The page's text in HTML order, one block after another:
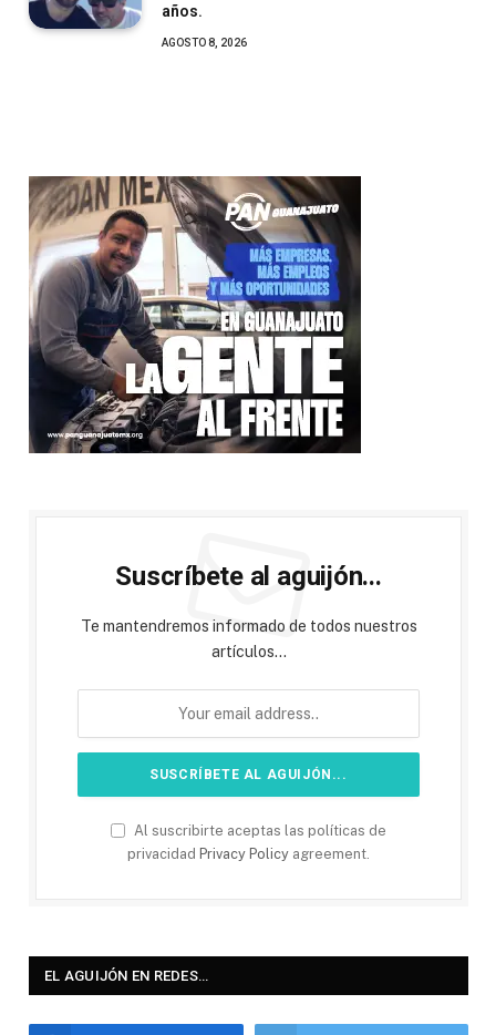
años.
AGOSTO 8, 2026
Suscríbete al aguijón...
Te mantendremos informado de todos nuestros
artículos...
Al suscribirte aceptas las políticas de
privacidad Privacy Policy agreement.
EL AGUIJÓN EN REDES…